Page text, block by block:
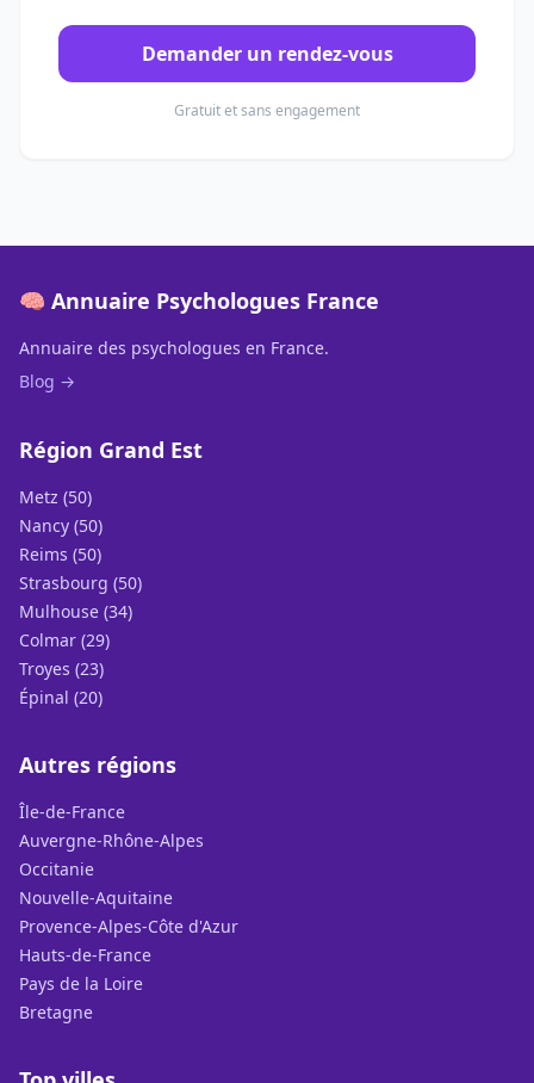
Demander un rendez-vous
Gratuit et sans engagement
🧠 Annuaire Psychologues France
Annuaire des psychologues en France.
Blog →
Région Grand Est
Metz (50)
Nancy (50)
Reims (50)
Strasbourg (50)
Mulhouse (34)
Colmar (29)
Troyes (23)
Épinal (20)
Autres régions
Île-de-France
Auvergne-Rhône-Alpes
Occitanie
Nouvelle-Aquitaine
Provence-Alpes-Côte d'Azur
Hauts-de-France
Pays de la Loire
Bretagne